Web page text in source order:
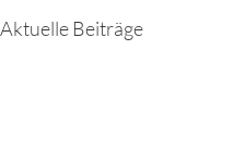
Aktuelle Beiträge